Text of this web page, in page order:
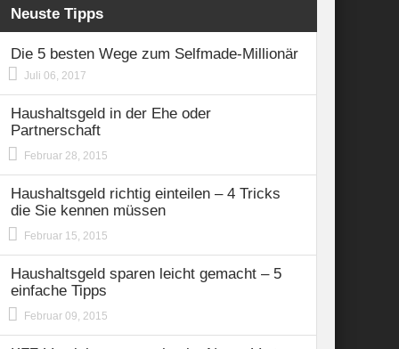
Neuste Tipps
Die 5 besten Wege zum Selfmade-Millionär
Juli 06, 2017
Haushaltsgeld in der Ehe oder
Partnerschaft
Februar 28, 2015
Haushaltsgeld richtig einteilen – 4 Tricks
die Sie kennen müssen
Februar 15, 2015
Haushaltsgeld sparen leicht gemacht – 5
einfache Tipps
Februar 09, 2015